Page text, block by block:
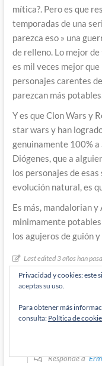
mítica?. Pero es que
temporadas de una
parezca eso » una
de relleno. Lo mejor
es mil veces mejor
personajes carentes
parezcan más
Y es que Clon Wars y
star wars y han
genuinamente 100% a
Diógenes, que a
los personajes de
evolución natural, es
Es más, mandalorian
minimamente
los agujeros de guión
Last edited 3 años han
Responde a
Privacidad y cookies: este
aceptas su uso.
Para obtener más
consulta: Política de